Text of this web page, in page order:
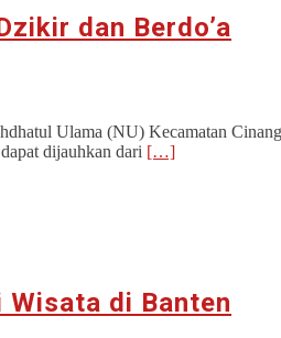
dan Berdo’a
Ulama (NU) Kecamatan
dijauhkan dari […]
di Banten